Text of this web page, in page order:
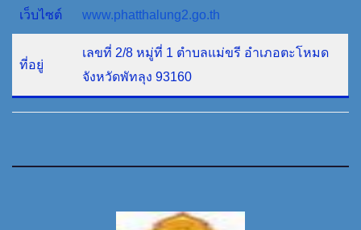
เว็บไซต์ www.phatthalung2.go.th
ที่อยู่
เลขที่ 2/8 หมู่ที่ 1 ตำบลแม่ขรี อำเภอตะโหมด
จังหวัดพัทลุง 93160